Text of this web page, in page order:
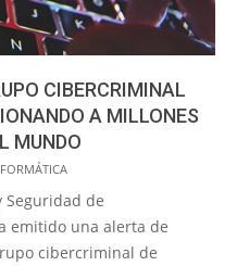
CIBERCRIMINAL
A MILLONES
MUNDO
Seguridad de
emitido una alerta de
cibercriminal de